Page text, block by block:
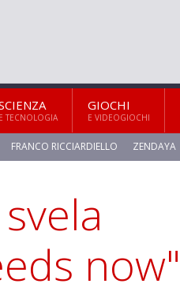
E TECNOLOGIA
GIOCHI
E VIDEOGIOCHI
FRANCO RICCIARDIELLO ZENDAYA
now"